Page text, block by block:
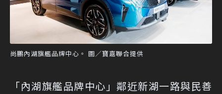
尚鵬內湖旗艦品牌中心。 圖／寶嘉聯合提供
「內湖旗艦品牌中心」鄰近新湖一路與民善